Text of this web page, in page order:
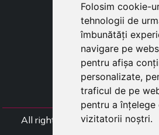
Folosim cookie-
tehnologii de
îmbunătăți
navigare pe
pentru afișa
personalizate,
traficul de pe
pentru a înțelege
vizitatorii noștri.
USER
SUBSCRIBE
CART
All rights Styliafoe s.r.l. © 2025 -